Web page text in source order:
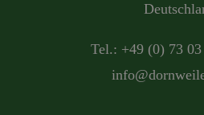
Tel.: +49 (0) 73